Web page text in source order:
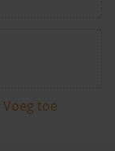
Voeg toe